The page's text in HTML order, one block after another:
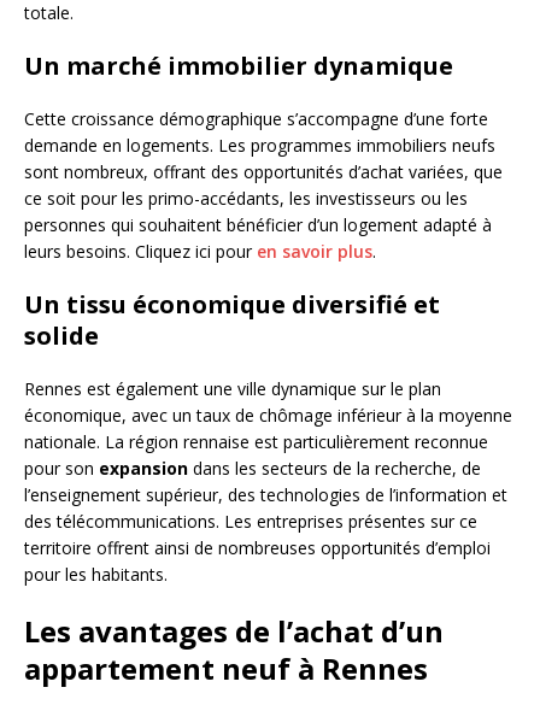
totale.
Un marché immobilier dynamique
Cette croissance démographique s’accompagne d’une forte
demande en logements. Les programmes immobiliers neufs
sont nombreux, offrant des opportunités d’achat variées, que
ce soit pour les primo-accédants, les investisseurs ou les
personnes qui souhaitent bénéficier d’un logement adapté à
leurs besoins. Cliquez ici pour en savoir plus.
Un tissu économique diversifié et
solide
Rennes est également une ville dynamique sur le plan
économique, avec un taux de chômage inférieur à la moyenne
nationale. La région rennaise est particulièrement reconnue
pour son expansion dans les secteurs de la recherche, de
l’enseignement supérieur, des technologies de l’information et
des télécommunications. Les entreprises présentes sur ce
territoire offrent ainsi de nombreuses opportunités d’emploi
pour les habitants.
Les avantages de l’achat d’un
appartement neuf à Rennes